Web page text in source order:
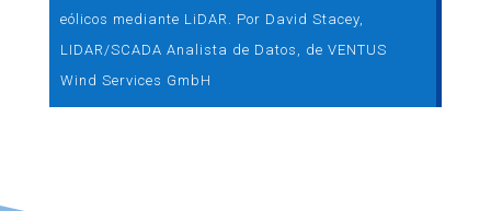
eólicos mediante LiDAR. Por David Stacey,
LIDAR/SCADA Analista de Datos, de VENTUS
Wind Services GmbH